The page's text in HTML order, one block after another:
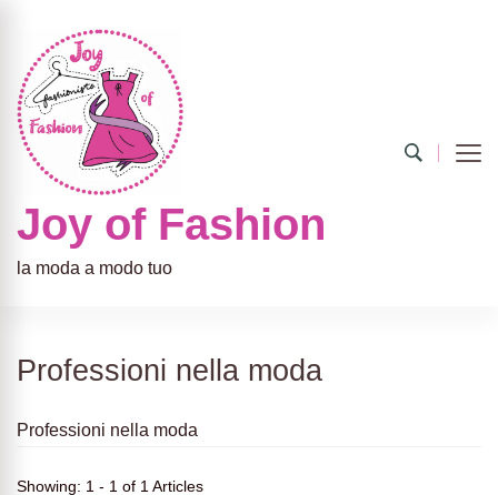
Joy of Fashion
la moda a modo tuo
Professioni nella moda
Professioni nella moda
Showing: 1 - 1 of 1 Articles